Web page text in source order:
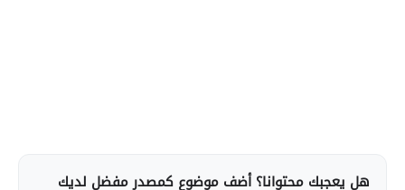
هل يعجبك محتوانا؟ أضف موضوع كمصدر مفضل لديك